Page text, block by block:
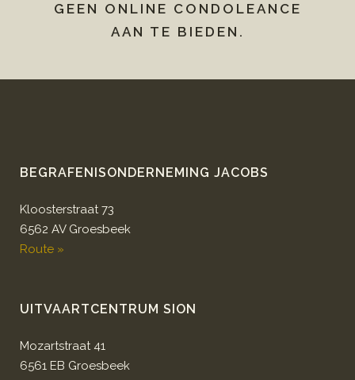
GEEN ONLINE CONDOLEANCE
AAN TE BIEDEN.
BEGRAFENISONDERNEMING JACOBS
Kloosterstraat 73
6562 AV Groesbeek
Route »
UITVAARTCENTRUM SION
Mozartstraat 41
6561 EB Groesbeek